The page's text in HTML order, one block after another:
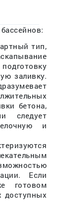
тип,
заливку.
бетона,
следует
и
Если
готовом
доступных